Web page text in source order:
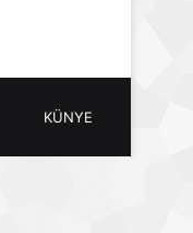
KÜNYE